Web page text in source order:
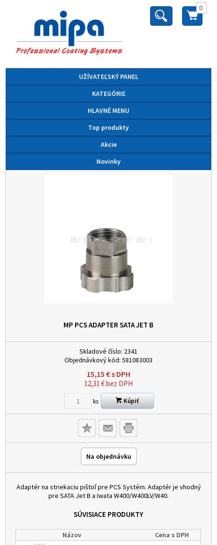
0
UŽÍVATEĽSKÝ PANEL
KATEGÓRIE
HLAVNÉ MENU
Top produkty
Akcie
Novinky
MP PCS ADAPTER SATA JET B
Skladové číslo: 2341
Objednávkový kód: 581083003
15,15 €s DPH
12,31 €bez DPH
ks Kúpiť
Na objednávku
Adaptér na striekaciu pištoľ pre PCS Systém. Adaptér je vhodný
pre SATA Jet B a Iwata W400/W400LV/W40.
SÚVISIACE PRODUKTY
Názov
Cena s DPH